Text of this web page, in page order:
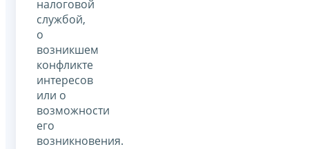
налоговой
службой,
о
возникшем
конфликте
интересов
или о
возможности
его
возникновения.